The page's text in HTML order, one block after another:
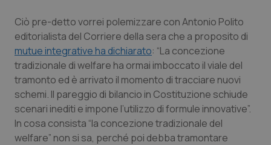
Lazio
Liguria
Lombardia
Marche
Diabete & glucometri
Disturbi dell’umore
Dolore
Donna & Salute
Ciò pre-detto vorrei polemizzare con Antonio Polito
editorialista del Corriere della sera che a proposito di
mutue integrative ha dichiarato: “La concezione
tradizionale di welfare ha ormai imboccato il viale del
tramonto ed è arrivato il momento di tracciare nuovi
schemi. Il pareggio di bilancio in Costituzione schiude
scenari inediti e impone l’utilizzo di formule innovative”.
In cosa consista “la concezione tradizionale del
welfare” non si sa, perché poi debba tramontare